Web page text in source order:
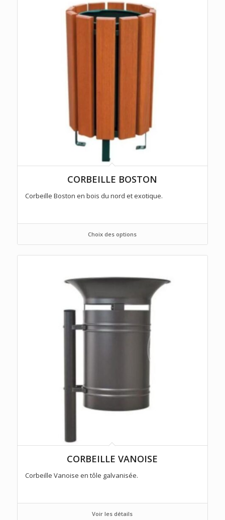
CORBEILLE BOSTON
Corbeille Boston en bois du nord et exotique.
Choix des options
CORBEILLE VANOISE
Corbeille Vanoise en tôle galvanisée.
Voir les détails